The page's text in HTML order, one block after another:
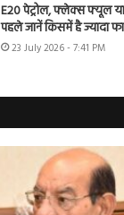
E20 पेट्रोल, फ्लेक्स फ्यूल
पहले जानें किसमें है ज्यादा
23 July 2026 - 7:41 PM